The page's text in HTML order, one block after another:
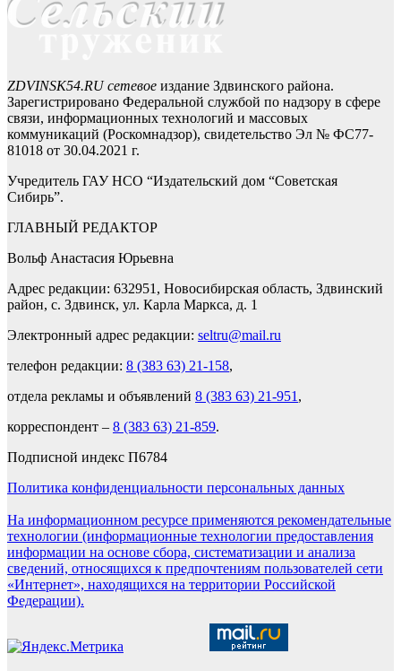
ZDVINSK54.RU сетевое издание Здвинского района.
Зарегистрировано Федеральной службой по надзору в сфере
связи, информационных технологий и массовых
коммуникаций (Роскомнадзор), свидетельство Эл № ФС77-
81018 от 30.04.2021 г.
Учредитель ГАУ НСО “Издательский дом “Советская
Сибирь”.
ГЛАВНЫЙ РЕДАКТОР
Вольф Анастасия Юрьевна
Адрес редакции: 632951, Новосибирская область, Здвинский
район, с. Здвинск, ул. Карла Маркса, д. 1
Электронный адрес редакции: seltru@mail.ru
телефон редакции: 8 (383 63) 21-158,
отдела рекламы и объявлений 8 (383 63) 21-951 ,
корреспондент – 8 (383 63) 21-859.
Подписной индекс П6784
Политика конфиденциальности персональных данных
На информационном ресурсе применяются рекомендательные
технологии (информационные технологии предоставления
информации на основе сбора, систематизации и анализа
сведений, относящихся к предпочтениям пользователей сети
«Интернет», находящихся на территории Российской
Федерации).